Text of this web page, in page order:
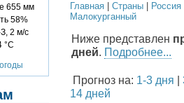
655 мм
58%
2 м/с
°C
Главная | Cтраны | Россия
Малокурганный
Ниже представлен
дней Подробнее...
Прогноз на: 1-3 дня |
14 дней